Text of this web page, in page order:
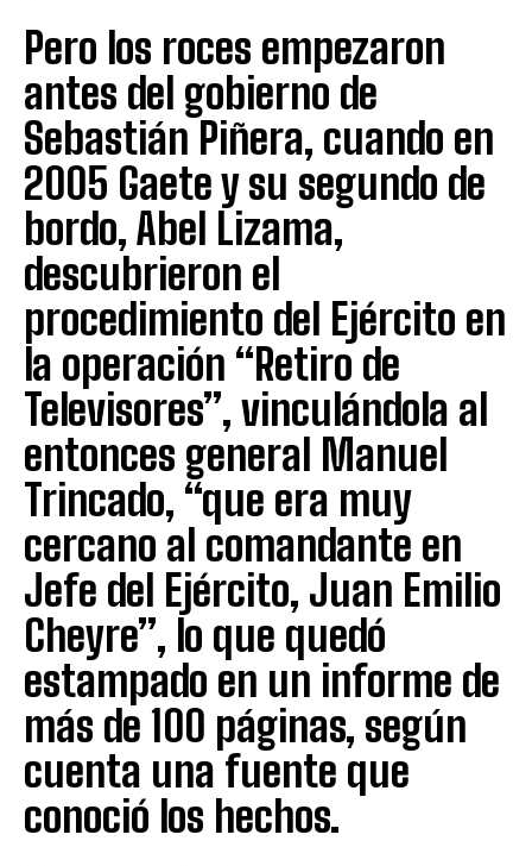
Pero los roces empezaron
antes del gobierno de
Sebastián Piñera, cuando en
2005 Gaete y su segundo de
bordo, Abel Lizama,
descubrieron el
procedimiento del Ejército en
la operación “Retiro de
Televisores”, vinculándola al
entonces general Manuel
Trincado, “que era muy
cercano al comandante en
Jefe del Ejército, Juan Emilio
Cheyre”, lo que quedó
estampado en un informe de
más de 100 páginas, según
cuenta una fuente que
conoció los hechos.